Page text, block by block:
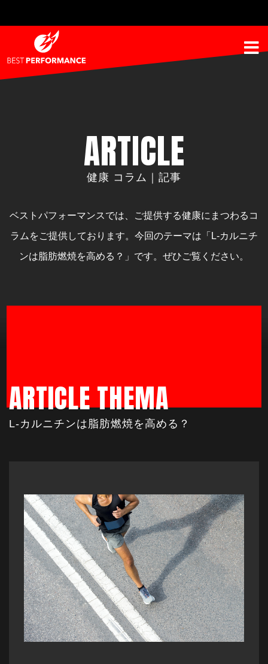
ARTICLE
健康 コラム｜記事
ベストパフォーマンスでは、ご提供する健康にまつわるコ
ラムをご提供しております。 今回のテーマは「L-カルニチ
ンは脂肪燃焼を高める？」です。ぜひご覧ください。
ARTICLE THEMA
L-カルニチンは脂肪燃焼を高める？